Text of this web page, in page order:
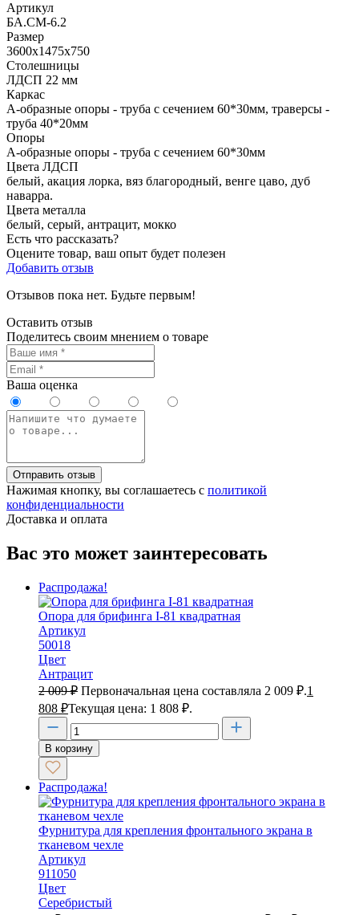
Артикул
БА.СМ-6.2
Размер
3600х1475х750
Столешницы
ЛДСП 22 мм
Каркас
А-образные опоры - труба с сечением 60*30мм, траверсы -
труба 40*20мм
Опоры
А-образные опоры - труба с сечением 60*30мм
Цвета ЛДСП
белый, акация лорка, вяз благородный, венге цаво, дуб
наварра.
Цвета металла
белый, серый, антрацит, мокко
Есть что рассказать?
Оцените товар, ваш опыт будет полезен
Добавить отзыв
Отзывов пока нет. Будьте первым!
Оставить отзыв
Поделитесь своим мнением о товаре
Ваша оценка
Отправить отзыв
Нажимая кнопку, вы соглашаетесь с политикой
конфиденциальности
Доставка и оплата
Вас это может заинтересовать
Распродажа!
Опора для брифинга I-81 квадратная
Артикул
50018
Цвет
Антрацит
2 009₽ Первоначальная цена составляла 2 009 ₽.1
808 ₽Текущая цена: 1 808 ₽.
В корзину
Распродажа!
Фурнитура для крепления фронтального экрана в
тканевом чехле
Артикул
911050
Цвет
Серебристый